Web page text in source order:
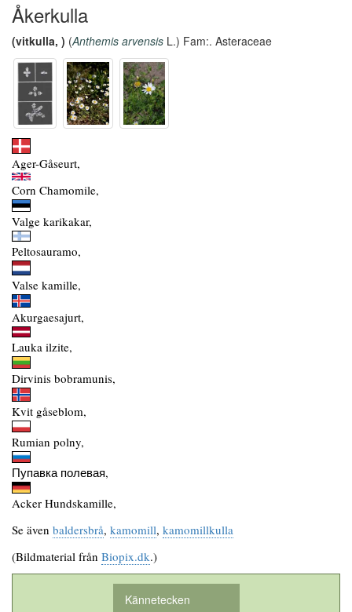
Åkerkulla
(vitkulla, ) (Anthemis arvensis L.) Fam:. Asteraceae
Ager-Gåseurt,
Corn Chamomile,
Valge karikakar,
Peltosauramo,
Valse kamille,
Akurgaesajurt,
Lauka ilzite,
Dirvinis bobramunis,
Kvit gåseblom,
Rumian polny,
Пупавка полевая,
Acker Hundskamille,
Se även baldersbrå, kamomill, kamomillkulla
(Bildmaterial från Biopix.dk.)
Kännetecken